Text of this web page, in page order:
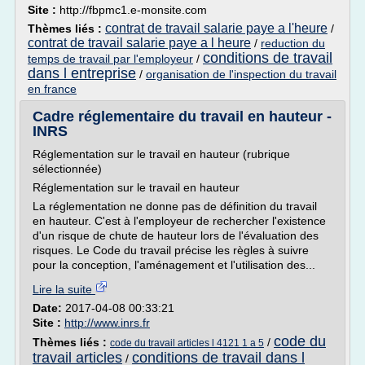
Site : http://fbpmc1.e-monsite.com
Thèmes liés : contrat de travail salarie paye a l'heure /
contrat de travail salarie paye a l heure / reduction du
temps de travail par l'employeur / conditions de travail
dans l entreprise / organisation de l'inspection du travail
en france
Cadre réglementaire du travail en hauteur -
INRS
Réglementation sur le travail en hauteur (rubrique
sélectionnée)
Réglementation sur le travail en hauteur
La réglementation ne donne pas de définition du travail
en hauteur. C'est à l'employeur de rechercher l'existence
d'un risque de chute de hauteur lors de l'évaluation des
risques. Le Code du travail précise les règles à suivre
pour la conception, l'aménagement et l'utilisation des...
Lire la suite
Date: 2017-04-08 00:33:21
Site : http://www.inrs.fr
Thèmes liés : code du travail articles l 4121 1 a 5 / code du
travail articles / conditions de travail dans l